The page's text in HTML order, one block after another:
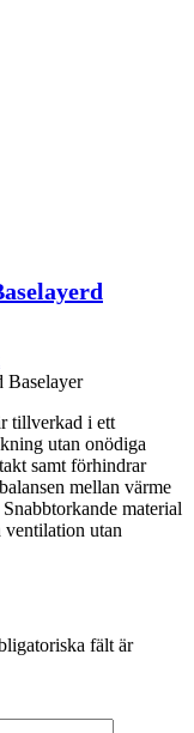
tillverkad i ett
utan onödiga
samt förhindrar
mellan värme
material
ventilation utan
fält är